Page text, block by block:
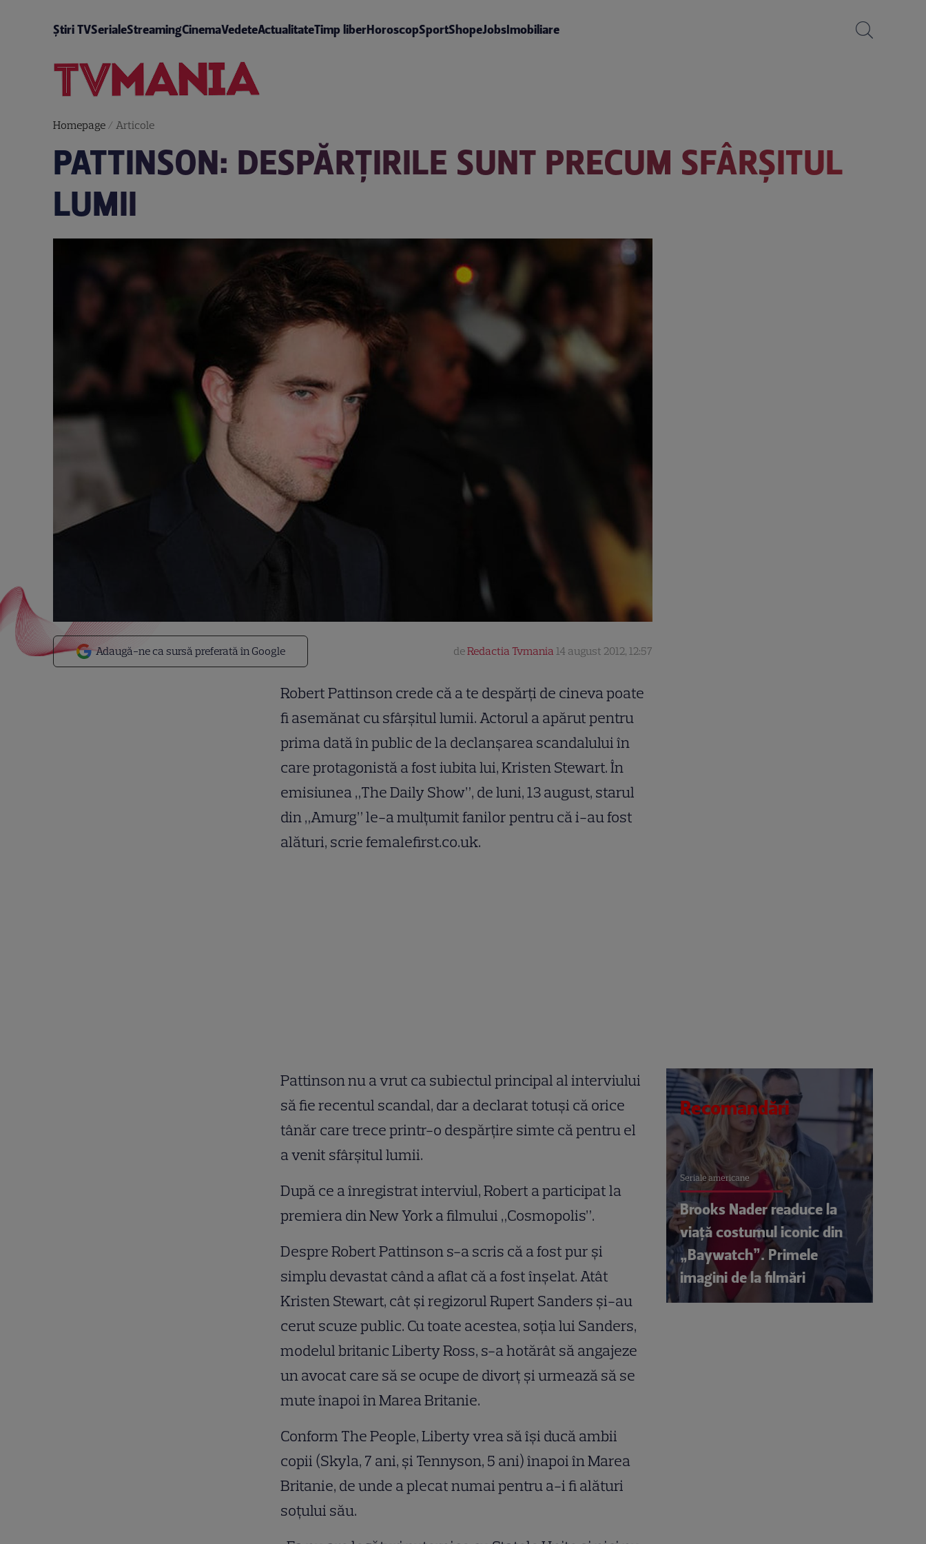
Știri TVSerialeStreamingCinemaVedeteActualitateTimp liberHoroscopSportShopeJobsImobiliare
Homepage/ Articole
PATTINSON: DESPĂRȚIRILE SUNT PRECUM SFÂRȘITUL
LUMII
Adaugă-ne ca sursă preferată în Google deRedactia Tvmania 14 august 2012, 12:57
Robert Pattinson crede că a te despărți de cineva poate
fi asemănat cu sfârșitul lumii. Actorul a apărut pentru
prima dată în public de la declanșarea scandalului în
care protagonistă a fost iubita lui, Kristen Stewart. În
emisiunea „The Daily Show”, de luni, 13 august, starul
din „Amurg” le-a mulțumit fanilor pentru că i-au fost
alături, scrie femalefirst.co.uk.
Pattinson nu a vrut ca subiectul principal al interviului
să fie recentul scandal, dar a declarat totuși că orice
tânăr care trece printr-o despărțire simte că pentru el
a venit sfârșitul lumii.
După ce a înregistrat interviul, Robert a participat la
premiera din New York a filmului „Cosmopolis”.
Despre Robert Pattinson s-a scris că a fost pur și
simplu devastat când a aflat că a fost înșelat. Atât
Kristen Stewart, cât și regizorul Rupert Sanders și-au
cerut scuze public. Cu toate acestea, soția lui Sanders,
modelul britanic Liberty Ross, s-a hotărât să angajeze
un avocat care să se ocupe de divorț și urmează să se
mute înapoi în Marea Britanie.
Conform The People, Liberty vrea să își ducă ambii
copii (Skyla, 7 ani, și Tennyson, 5 ani) înapoi în Marea
Britanie, de unde a plecat numai pentru a-i fi alături
soțului său.
Recomandări
Seriale americane
Brooks Nader readuce la
viață costumul iconic din
„Baywatch”. Primele
imagini de la filmări